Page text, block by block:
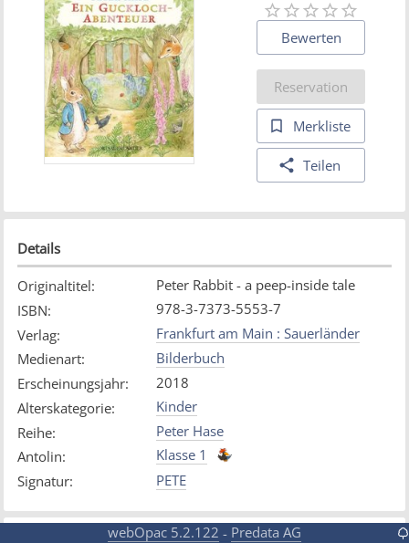
Bewerten
Reservation
Merkliste
Teilen
Details
Originaltitel:
Peter Rabbit - a peep-inside tale
ISBN:
978-3-7373-5553-7
Verlag:
Frankfurt am Main : Sauerländer
Medienart:
Bilderbuch
Erscheinungsjahr:
2018
Alterskategorie:
Kinder
Reihe:
Peter Hase
Antolin:
Klasse 1
Signatur: PETE
webOpac 5.2.122 - Predata AG